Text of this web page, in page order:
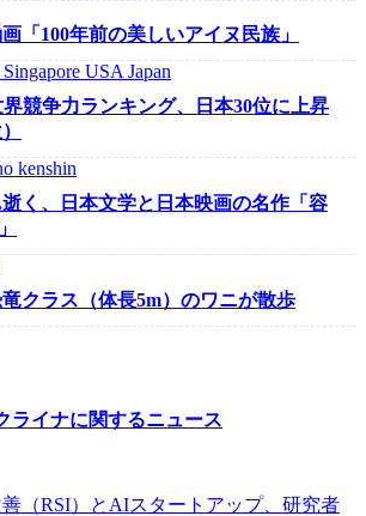
「100年前の美しいアイヌ民族」
競争力ランキング、日本30位に上昇
く、日本文学と日本映画の名作「容
クラス（体長5m）のワニが散歩
ライナに関するニュース
（RSI）とAIスタートアップ、研究者